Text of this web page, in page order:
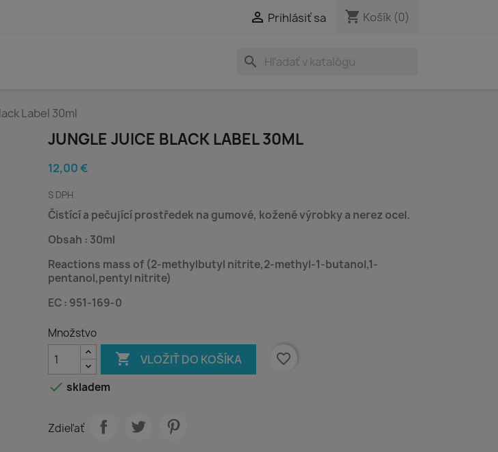
 Prihlásiť sa shopping_cart Košík (0)
search
Label 30ml
JUNGLE JUICE BLACK LABEL 30ML
12,00 €
S DPH
Čistící a pečující prostředek na gumové, kožené výrobky a nerez ocel.
Obsah : 30ml
Reactions mass of (2-methylbutyl nitrite,2-methyl-1-butanol,1-
pentanol,pentyl nitrite)
EC : 951-169-0
Množstvo
 VLOŽIŤ DO KOŠÍKA
favorite_border
 skladem
Zdieľať